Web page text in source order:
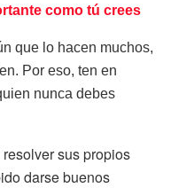
como tú crees
que lo hacen muchos,
Por eso, ten en
nunca debes
sus propios
darse buenos